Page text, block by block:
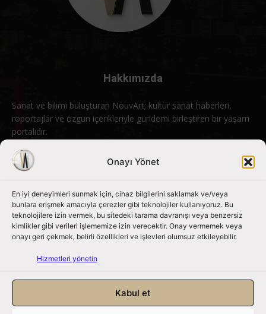
Onayı Yönet
En iyi deneyimleri sunmak için, cihaz bilgilerini saklamak ve/veya
bunlara erişmek amacıyla çerezler gibi teknolojiler kullanıyoruz. Bu
teknolojilere izin vermek, bu sitedeki tarama davranışı veya benzersiz
kimlikler gibi verileri işlememize izin verecektir. Onay vermemek veya
onayı geri çekmek, belirli özellikleri ve işlevleri olumsuz etkileyebilir.
Hizmetleri yönetin
Kabul et
Hakkımızda
Sanat ve bilimi buluşturan NouvArt; kültür sanat haberleri,
röportajlar ve özgün içerikleriyle gündemi birleştiren bir yaşam
portalıdır.
Bizimle iletişime geçin: info@nouvart.net
Bizi Takip Edin